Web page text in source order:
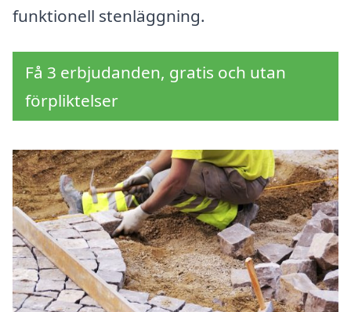
funktionell stenläggning.
Få 3 erbjudanden, gratis och utan
förpliktelser